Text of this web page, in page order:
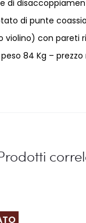
di
di punte
violino) con pareti
84 Kg –